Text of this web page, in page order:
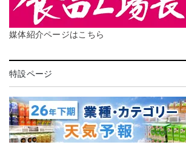
媒体紹介ページはこちら
特設ページ